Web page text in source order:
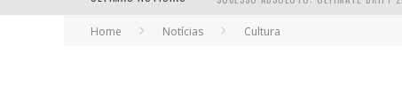
Home Notícias Cultura